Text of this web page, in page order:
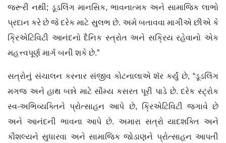
જરૂરી નથી; ડૂડલિંગ માનસિક, ભાવનાત્મક અને સામાજિક લાભો
પ્રદાન કરે છે જે દરેક માટે સુલભ છે. અમે બતાવવા માગીએ છીએ કે
ક્રિએટિવિટી આનંદનો દૈનિક સ્ત્રોત અને સક્રિય રહેવાનો એક
મહત્ત્વપૂર્ણ માર્ગ બની શકે છે.”
સત્રોનું સંચાલન કરનાર સંજીવ કોટનાલાએ શૅર કર્યું છે, “ડૂડલિંગ
મગજ અને હાથ બન્ને માટે સૌમ્ય કસરત પૂરી પાડે છે. દરેક સ્ટ્રોક
સ્વ-અભિવ્યક્તિને પ્રોત્સાહન આપે છે, ક્રિએટિવિટી જગાવે છે
અને આનંદની ભાવના આપે છે. અમારા સત્રો યાદશક્તિ અને
કૌશલ્યને સુધારવા અને સામાજિક જોડાણને પ્રોત્સાહન આપતી